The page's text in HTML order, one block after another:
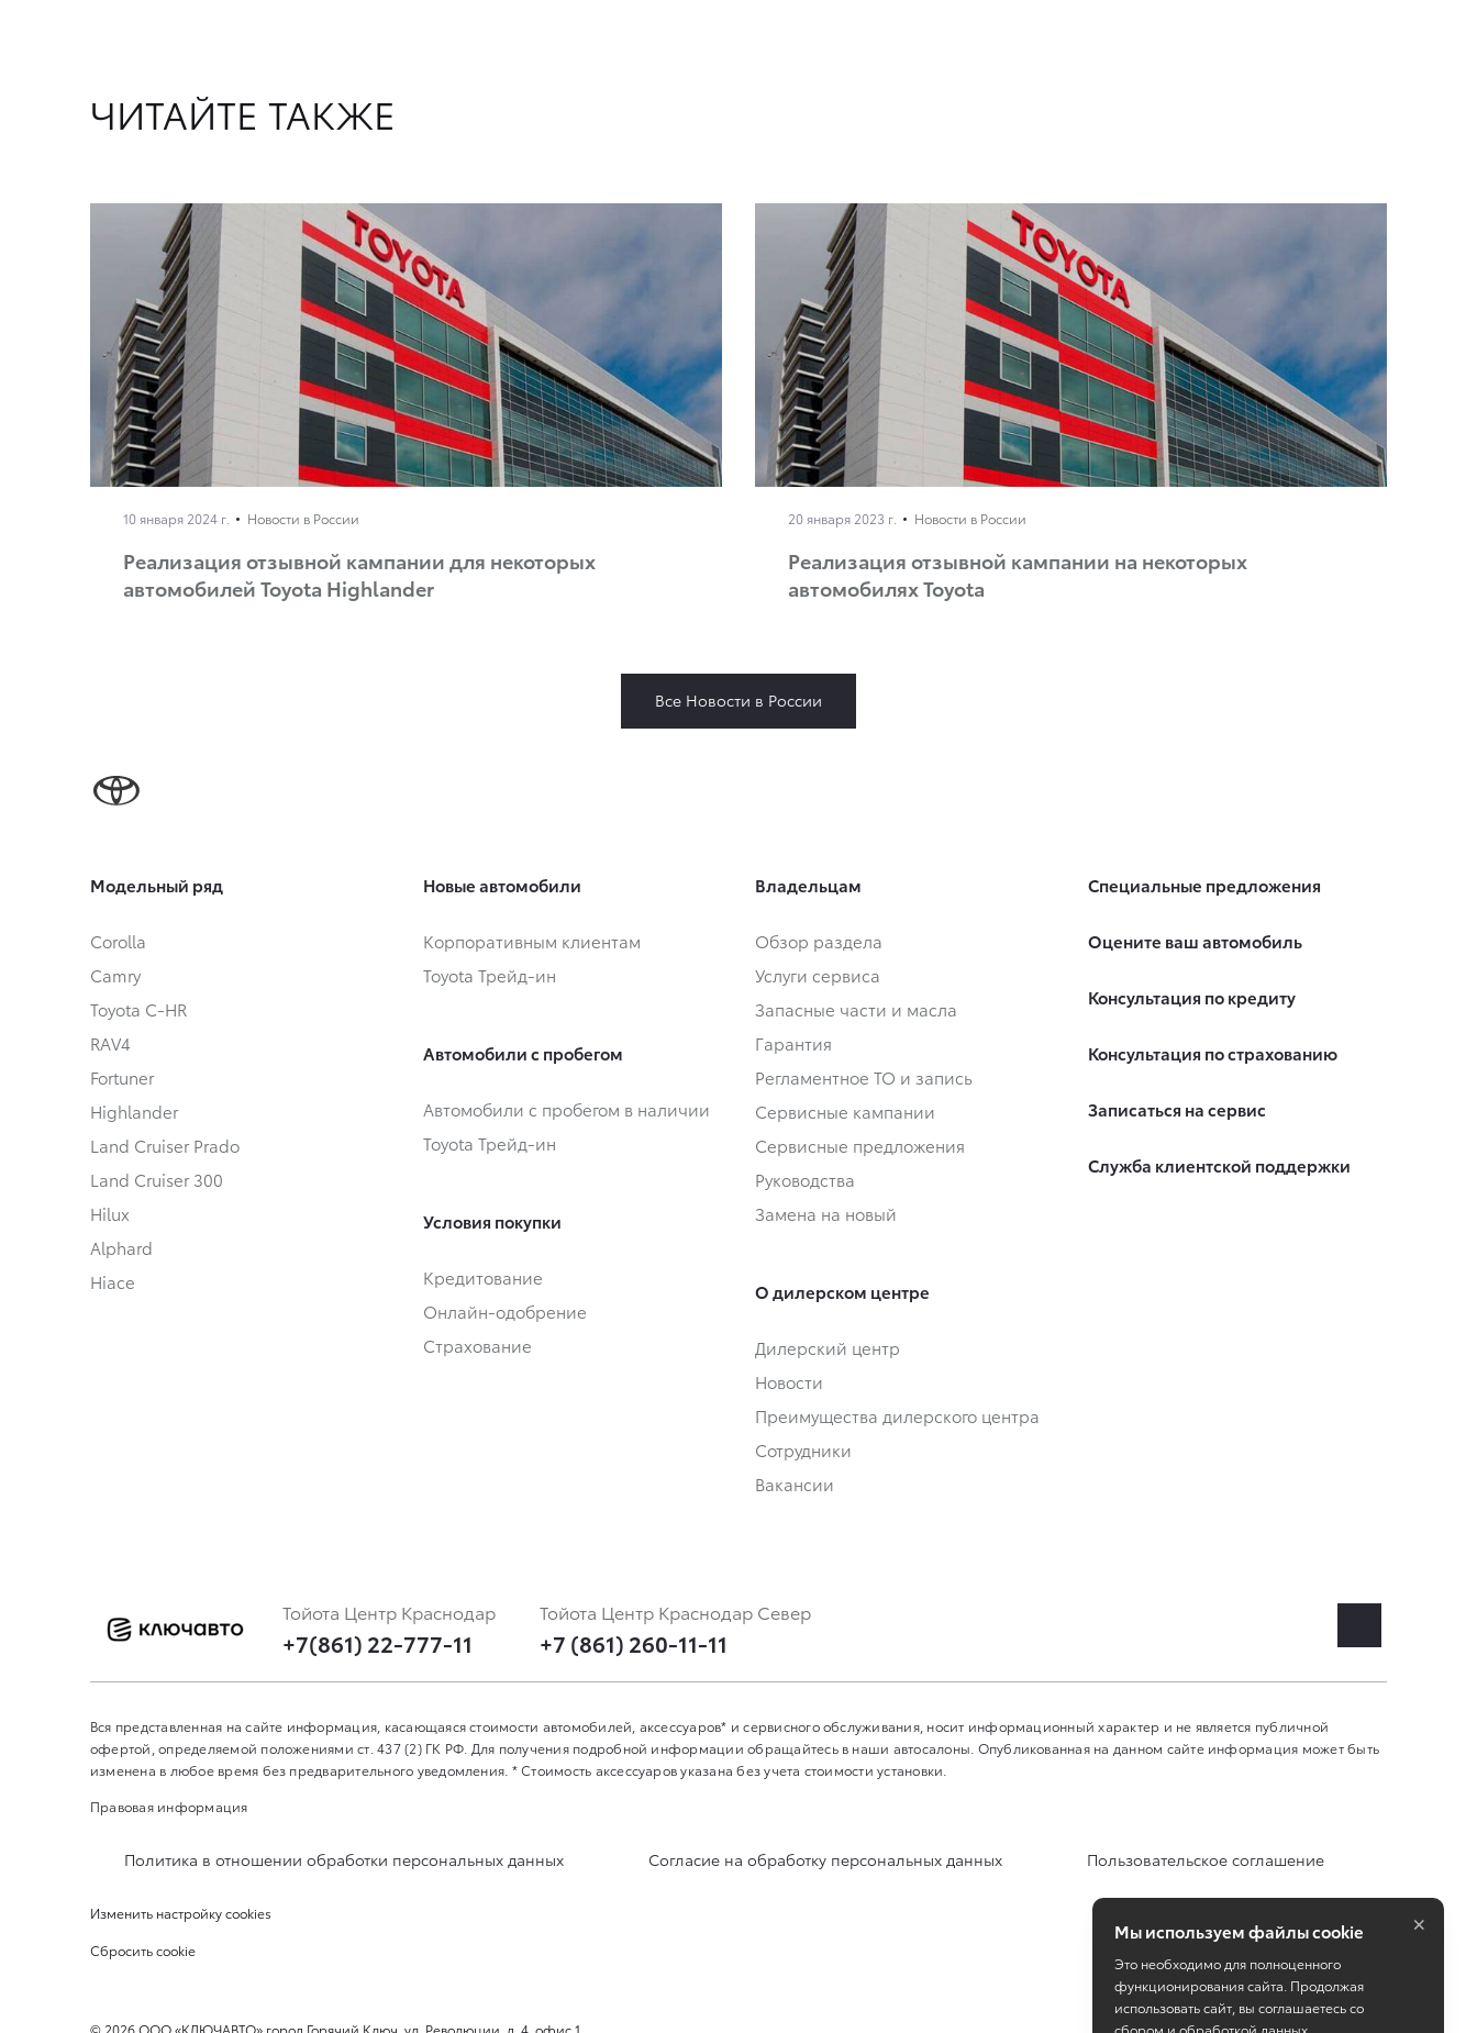
ЧИТАЙТЕ ТАКЖЕ
10 января 2024 г. Новости в России
Реализация отзывной кампании для некоторых
автомобилей Toyota Highlander
20 января 2023 г. Новости в России
Реализация отзывной кампании на некоторых
автомобилях Toyota
Все Новости в России
Модельный ряд
Corolla
Camry
Toyota C-HR
RAV4
Fortuner
Highlander
Land Cruiser Prado
Land Cruiser 300
Hilux
Alphard
Hiace
Новые автомобили
Корпоративным клиентам
Toyota Трейд-ин
Автомобили с пробегом
Автомобили с пробегом в наличии
Toyota Трейд-ин
Условия покупки
Кредитование
Онлайн-одобрение
Страхование
Владельцам
Обзор раздела
Услуги сервиса
Запасные части и масла
Гарантия
Регламентное ТО и запись
Сервисные кампании
Сервисные предложения
Руководства
Замена на новый
О дилерском центре
Дилерский центр
Новости
Преимущества дилерского центра
Сотрудники
Вакансии
Специальные предложения
Оцените ваш автомобиль
Консультация по кредиту
Консультация по страхованию
Записаться на сервис
Служба клиентской поддержки
Тойота Центр Краснодар
+7(861) 22-777-11
Тойота Центр Краснодар Север
+7 (861) 260-11-11
Вся представленная на сайте информация, касающаяся стоимости автомобилей, аксессуаров* и сервисного обслуживания, носит информационный характер и не является публичной
офертой, определяемой положениями ст. 437 (2) ГК РФ. Для получения подробной информации обращайтесь в наши автосалоны. Опубликованная на данном сайте информация может быть
изменена в любое время без предварительного уведомления. * Стоимость аксессуаров указана без учета стоимости установки.
Правовая информация
Политика в отношении обработки персональных данных Согласие на обработку персональных данных Пользовательское соглашение
Изменить настройку cookies
Сбросить cookie
© 2026ООО «КЛЮЧАВТО» город Горячий Ключ, ул. Революции, д. 4, офис 1 Работает на технологиях
Мы используем файлы cookie
Это необходимо для полноценного
функционирования сайта. Продолжая
использовать сайт, вы соглашаетесь со
сбором и обработкой данных.
×